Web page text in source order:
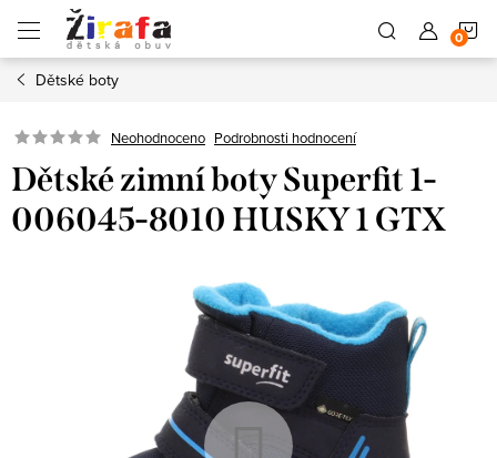
obsah
Dětské boty
Neohodnoceno Podrobnosti hodnocení
Dětské zimní boty Superfit 1-
006045-8010 HUSKY 1 GTX